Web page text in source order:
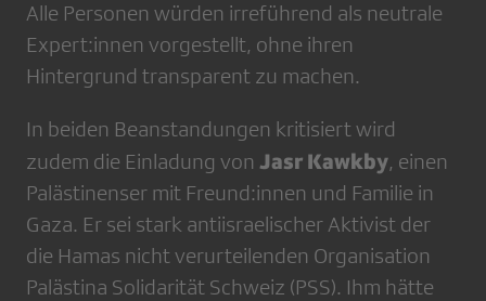
Alle Personen würden irreführend als neutrale
Expert:innen vorgestellt, ohne ihren
Hintergrund transparent zu machen.
In beiden Beanstandungen kritisiert wird
zudem die Einladung von Jasr Kawkby, einen
Palästinenser mit Freund:innen und Familie in
Gaza. Er sei stark antiisraelischer Aktivist der
die Hamas nicht verurteilenden Organisation
Palästina Solidarität Schweiz (PSS). Ihm hätte